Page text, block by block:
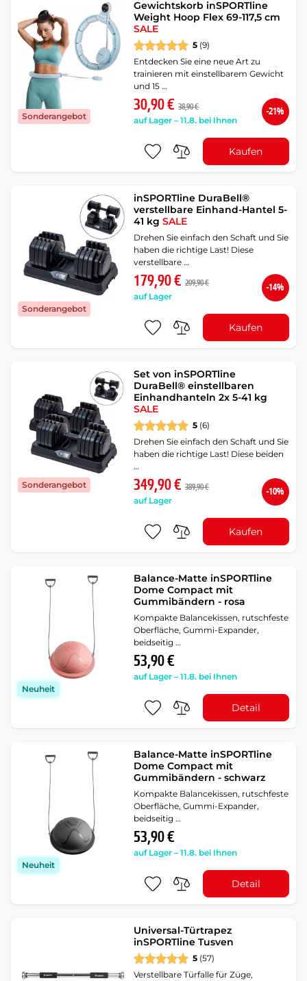
Sonderangebot
Gewichtskorb inSPORTline
Weight Hoop Flex 69-117,5 cm
SALE
5 (9)
Entdecken Sie eine neue Art zu
trainieren mit einstellbarem Gewicht
und 15 …
30,90 € 38,90 €
auf Lager – 11.8. bei Ihnen
-21%
Kaufen
Sonderangebot
inSPORTline DuraBell®
verstellbare Einhand-Hantel 5-
41 kgSALE
Drehen Sie einfach den Schaft und Sie
haben die richtige Last! Diese
verstellbare …
179,90 € 209,90 €
auf Lager
-14%
Kaufen
Sonderangebot
Set von inSPORTline
DuraBell® einstellbaren
Einhandhanteln 2x 5-41 kg
SALE
5 (6)
Drehen Sie einfach den Schaft und Sie
haben die richtige Last! Diese beiden
…
349,90 € 389,90 €
auf Lager
-10%
Kaufen
Neuheit
Balance-Matte inSPORTline
Dome Compact mit
Gummibändern - rosa
Kompakte Balancekissen, rutschfeste
Oberfläche, Gummi-Expander,
beidseitig …
53,90 €
auf Lager – 11.8. bei Ihnen
Detail
Neuheit
Balance-Matte inSPORTline
Dome Compact mit
Gummibändern - schwarz
Kompakte Balancekissen, rutschfeste
Oberfläche, Gummi-Expander,
beidseitig …
53,90 €
auf Lager – 11.8. bei Ihnen
Detail
Universal-Türtrapez
inSPORTline Tusven
5 (57)
Verstellbare Türfalle für Züge,